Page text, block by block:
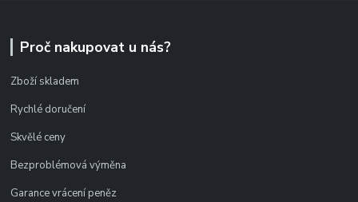
Proč nakupovat u nás?
Zboží skladem
Rychlé doručení
Skvělé ceny
Bezproblémová výměna
Garance vrácení peněz